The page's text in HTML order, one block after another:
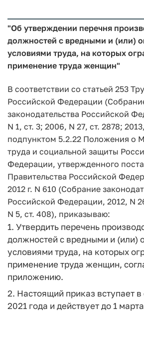
"Об утверждении перечня
должностей с вредными и (или)
условиями труда, на которых
применение труда женщин"
В соответствии со статьей 253
Российской Федерации
законодательства Российской
N 1, ст. 3; 2006, N 27, ст. 2878;
подпунктом 5.2.22 Положения о
труда и социальной защиты
Федерации, утвержденного
Правительства Российской
2012 г. N 610 (Собрание
Российской Федерации, 2012, N
N 5, ст. 408), приказываю:
1. Утвердить перечень
должностей с вредными и (или)
условиями труда, на которых
применение труда женщин,
приложению.
2. Настоящий приказ вступает в
2021 года и действует до 1